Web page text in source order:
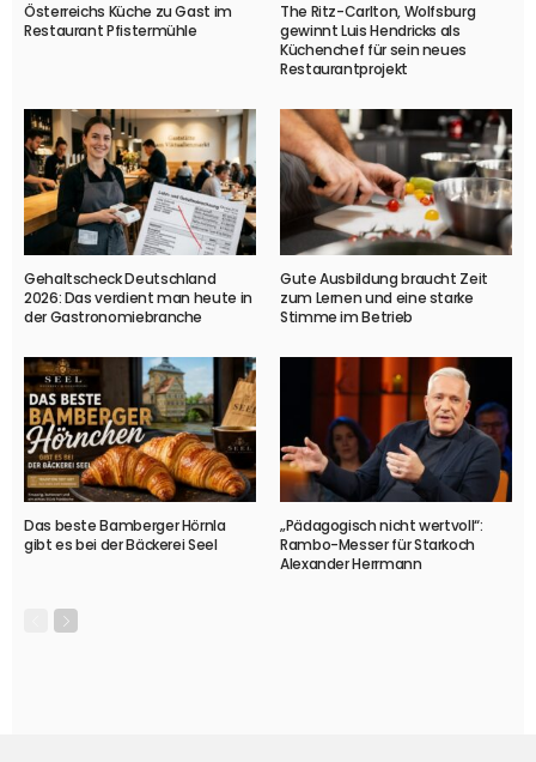
Österreichs Küche zu Gast im
Restaurant Pfistermühle
The Ritz-Carlton, Wolfsburg
gewinnt Luis Hendricks als
Küchenchef für sein neues
Restaurantprojekt
Gehaltscheck Deutschland
2026: Das verdient man heute in
der Gastronomiebranche
Gute Ausbildung braucht Zeit
zum Lernen und eine starke
Stimme im Betrieb
Das beste Bamberger Hörnla
gibt es bei der Bäckerei Seel
„Pädagogisch nicht wertvoll“:
Rambo-Messer für Starkoch
Alexander Herrmann